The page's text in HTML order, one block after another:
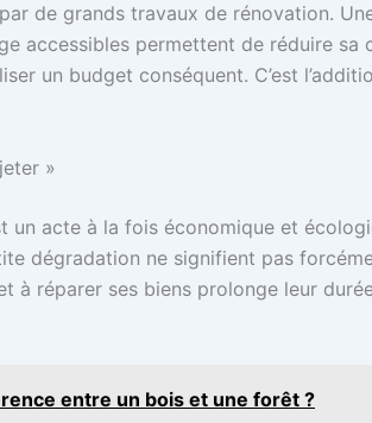
de grands travaux de rénovation.
accessibles permettent de réduire sa
un budget conséquent. C’est
»
un acte à la fois économique et
dégradation ne signifient pas
à réparer ses biens prolonge leur
entre un bois et une forêt ?